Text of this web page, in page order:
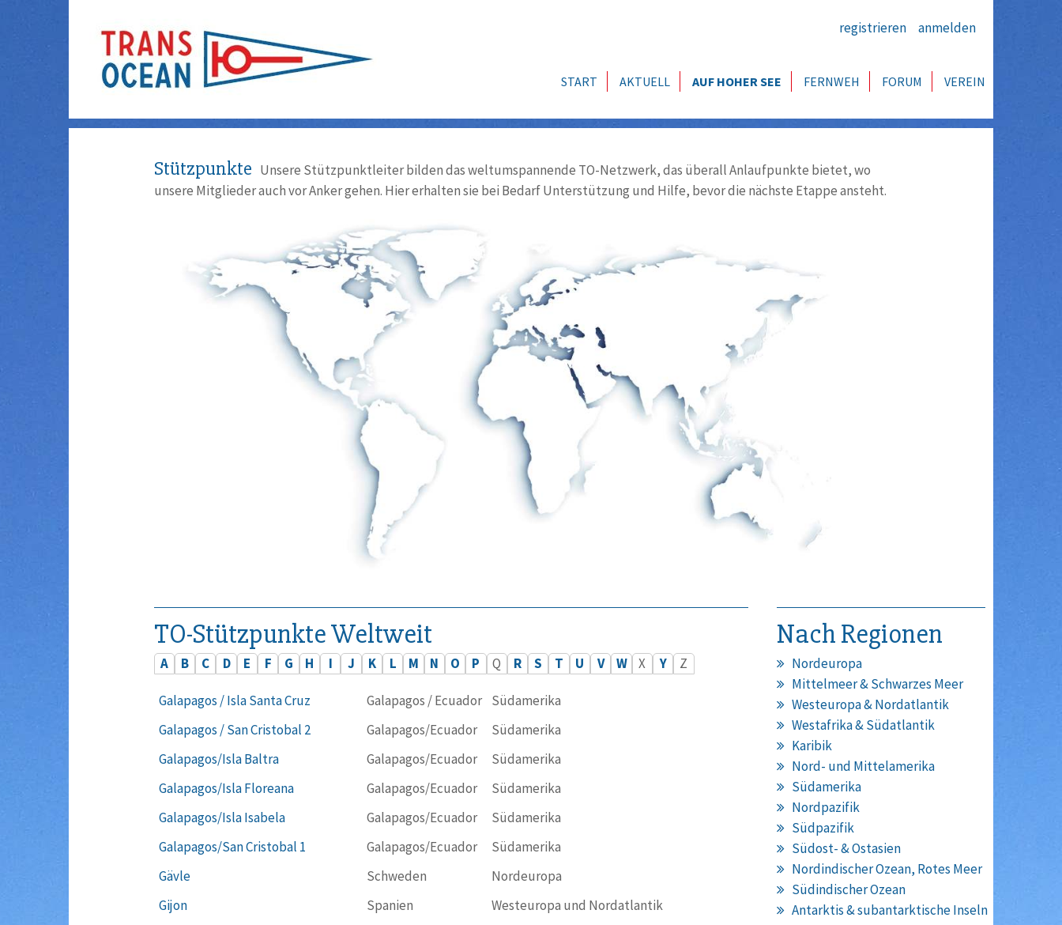
registrieren anmelden
START AKTUELL AUF HOHER SEE FERNWEH FORUM VEREIN
Stützpunkte Unsere Stützpunktleiter bilden das weltumspannende TO-Netzwerk, das überall Anlaufpunkte bietet, wo
unsere Mitglieder auch vor Anker gehen. Hier erhalten sie bei Bedarf Unterstützung und Hilfe, bevor die nächste Etappe ansteht.
TO-Stützpunkte Weltweit
A B C D E F G H I J K L M N O P Q R S T U V W X Y Z
Galapagos / Isla Santa Cruz Galapagos / Ecuador
Südamerika
Galapagos / San Cristobal 2
Galapagos/Ecuador
Südamerika
Galapagos/Isla Baltra
Galapagos/Ecuador
Südamerika
Galapagos/Isla Floreana
Galapagos/Ecuador
Südamerika
Galapagos/Isla Isabela
Galapagos/Ecuador
Südamerika
Galapagos/San Cristobal 1
Galapagos/Ecuador
Südamerika
Gävle
Schweden
Nordeuropa
Gijon
Spanien
Westeuropa und Nordatlantik
Nach Regionen
Nordeuropa
Mittelmeer & Schwarzes Meer
Westeuropa & Nordatlantik
Westafrika & Südatlantik
Karibik
Nord- und Mittelamerika
Südamerika
Nordpazifik
Südpazifik
Südost- & Ostasien
Nordindischer Ozean, Rotes Meer
Südindischer Ozean
Antarktis & subantarktische Inseln